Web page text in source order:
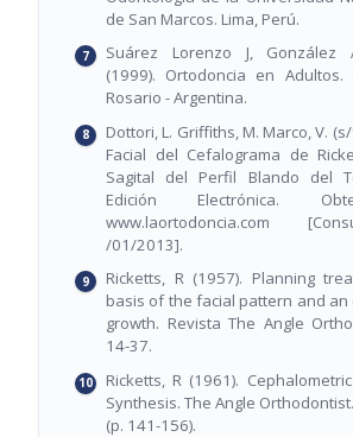
de San Marcos. Lima, Perú.
Suárez Lorenzo J, González
(1999). Ortodoncia en Adultos.
Rosario - Argentina.
Dottori, L. Griffiths, M. Marco, V.
Facial del Cefalograma de
Sagital del Perfil Blando del
Edición Electrónica.
www.laortodoncia.com
/01/2013].
Ricketts, R (1957). Planning
basis of the facial pattern and an
growth. Revista The Angle
14-37.
Ricketts, R (1961).
Synthesis. The Angle
(p. 141-156).